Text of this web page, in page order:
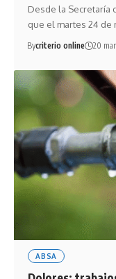
Desde la Secretaría
que el martes 24 de
Bycriterio online 20
ABSA